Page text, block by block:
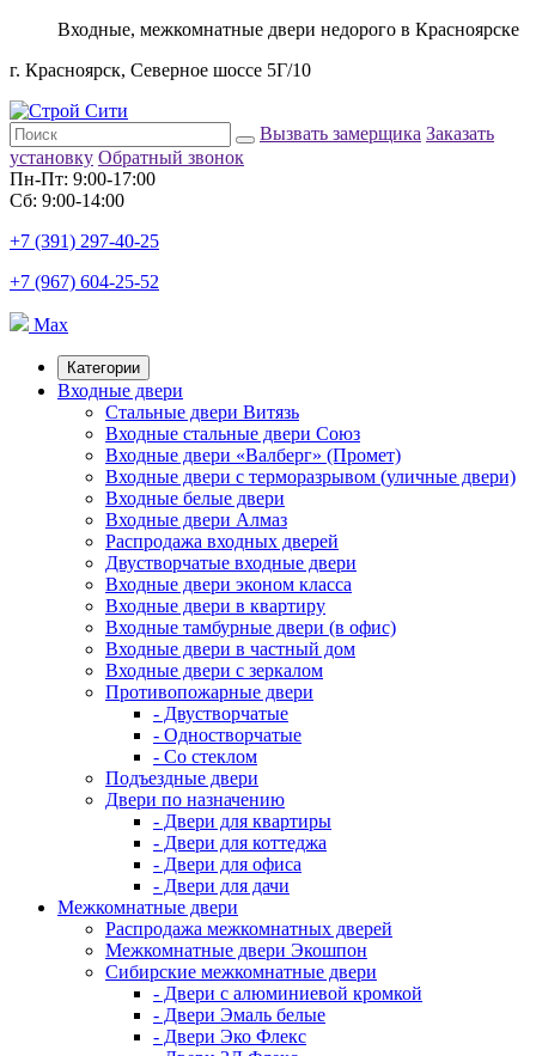
Входные, межкомнатные двери недорого в Красноярске
г. Красноярск, Северное шоссе 5Г/10
Вызвать замерщика Заказать
установку Обратный звонок
Пн-Пт: 9:00-17:00
Сб: 9:00-14:00
+7 (391) 297-40-25
+7 (967) 604-25-52
Max
Категории
Входные двери
Стальные двери Витязь
Входные стальные двери Союз
Входные двери «Валберг» (Промет)
Входные двери с терморазрывом (уличные двери)
Входные белые двери
Входные двери Алмаз
Распродажа входных дверей
Двустворчатые входные двери
Входные двери эконом класса
Входные двери в квартиру
Входные тамбурные двери (в офис)
Входные двери в частный дом
Входные двери с зеркалом
Противопожарные двери
- Двустворчатые
- Одностворчатые
- Со стеклом
Подъездные двери
Двери по назначению
- Двери для квартиры
- Двери для коттеджа
- Двери для офиса
- Двери для дачи
Межкомнатные двери
Распродажа межкомнатных дверей
Межкомнатные двери Экошпон
Сибирские межкомнатные двери
- Двери с алюминиевой кромкой
- Двери Эмаль белые
- Двери Эко Флекс